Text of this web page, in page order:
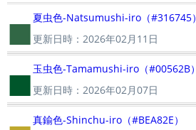
■ 夏虫色-Natsumushi-iro（#316745）
更新日時：2026年02月11日
■ 玉虫色-Tamamushi-iro（#00562B）
更新日時：2026年02月07日
真鍮色-Shinchu-iro（#BEA82E）